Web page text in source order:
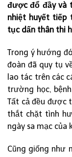
được đổ đầy và
nhiệt huyết tiếp
tục dấn thân thi
Trong ý hướng
đoàn đã quy tụ
lao tác trên các
trường học,
Tất cả đều được
thắt chặt tình
ngày sa mạc của
Cũng giống như